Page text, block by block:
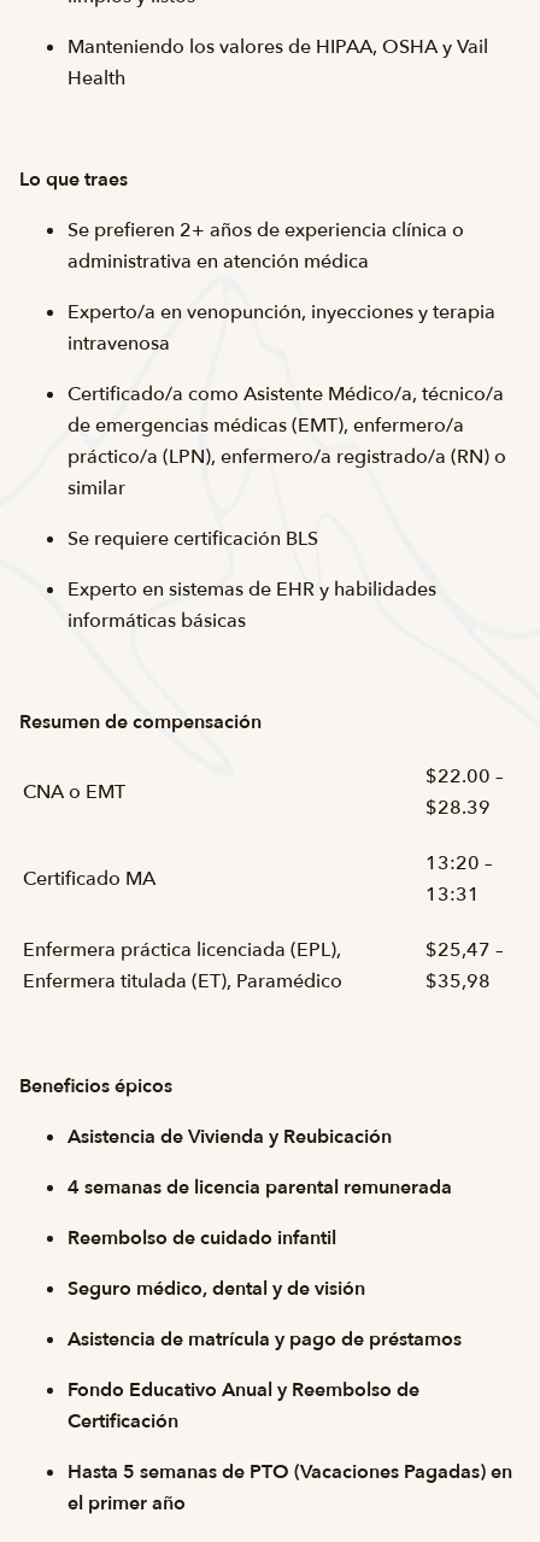
Manteniendo los valores de HIPAA, OSHA y Vail
Health
Lo que traes
Se prefieren 2+ años de experiencia clínica o
administrativa en atención médica
Experto/a en venopunción, inyecciones y terapia
intravenosa
Certificado/a como Asistente Médico/a, técnico/a
de emergencias médicas (EMT), enfermero/a
práctico/a (LPN), enfermero/a registrado/a (RN) o
similar
Se requiere certificación BLS
Experto en sistemas de EHR y habilidades
informáticas básicas
Resumen de compensación
CNA o EMT
$22.00 –
$28.39
Certificado MA
13:20 –
13:31
Enfermera práctica licenciada (EPL),
Enfermera titulada (ET), Paramédico
$25,47 –
$35,98
Beneficios épicos
Asistencia de Vivienda y Reubicación
4 semanas de licencia parental remunerada
Reembolso de cuidado infantil
Seguro médico, dental y de visión
Asistencia de matrícula y pago de préstamos
Fondo Educativo Anual y Reembolso de
Certificación
Hasta 5 semanas de PTO (Vacaciones Pagadas) en
el primer año